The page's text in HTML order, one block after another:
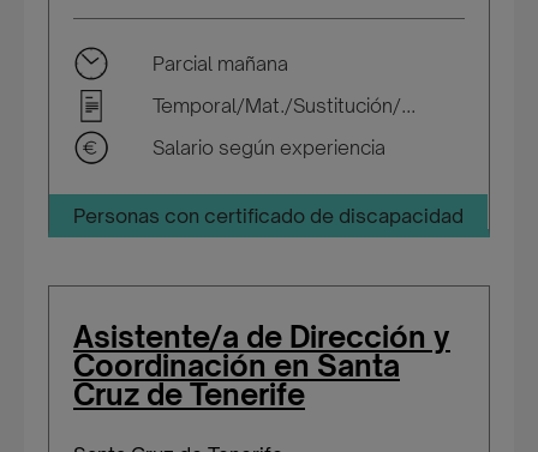
Parcial mañana
Temporal/Mat./Sustitución/...
Salario según experiencia
Personas con certificado de discapacidad
Asistente/a de Dirección y
Coordinación en Santa
Cruz de Tenerife